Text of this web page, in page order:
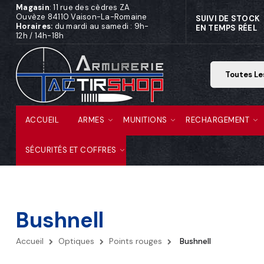
Magasin: 11 rue des cèdres ZA
Ouvèze 84110 Vaison-La-Romaine
Horaires: du mardi au samedi : 9h-
12h / 14h-18h
SUIVI DE STOCK
EN TEMPS RÉEL
ACCUEIL ARMES MUNITIONS RECHARGEMENT
SÉCURITÉS ET COFFRES
Bushnell
Accueil Optiques Points rouges Bushnell